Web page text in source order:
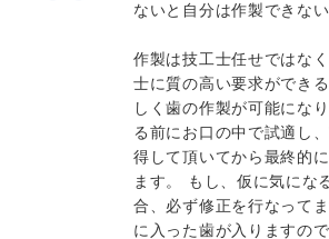
ないと自分は作製できない
作製は技工士任せではな
士に質の高い要求ができ
しく歯の作製が可能にな
る前にお口の中で試適し
得して頂いてから最終的
ます。 もし、仮に気にな
合、必ず修正を行なって
に入った歯が入りますの